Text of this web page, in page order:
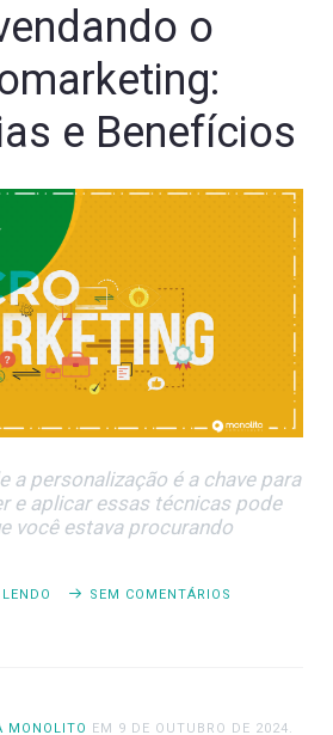
o
e Benefícios
a personalização é a chave para
e aplicar essas técnicas pode
você estava procurando
SEM COMENTÁRIOS
MONOLITO EM 9 DE OUTUBRO DE 2024.